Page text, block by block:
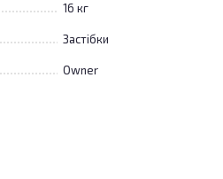
16 кг
Застібки
Owner